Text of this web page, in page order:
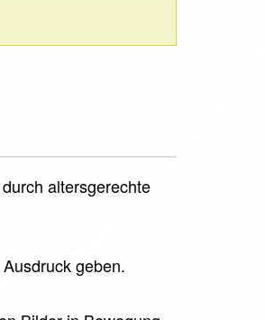
altersgerechte
geben.